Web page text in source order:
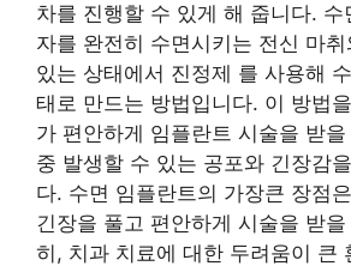
차를 진행할 수 있게 해 줍니다.
자를 완전히 수면시키는 전신 마
있는 상태에서 진정제 를 사용해
태로 만드는 방법입니다. 이 방법
가 편안하게 임플란트 시술을 받
중 발생할 수 있는 공포와 긴장감
다. 수면 임플란트의 가장큰 장점
긴장을 풀고 편안하게 시술을 받
히, 치과 치료에 대한 두려움이 큰